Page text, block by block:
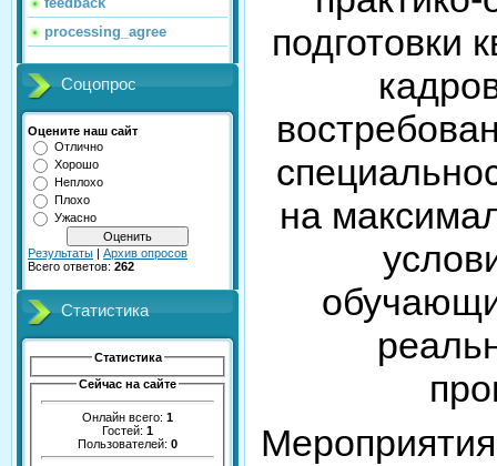
processing_agree
Соцопрос
Оцените наш сайт
Отлично
Хорошо
Неплохо
Плохо
Ужасно
Результаты | Архив опросов
Всего ответов: 262
Статистика
Статистика
Сейчас на сайте
Онлайн всего: 1
Гостей: 1
Пользователей: 0
подготовки
на